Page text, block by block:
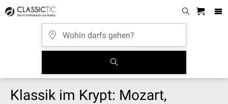
Klassik im Krypt: Mozart,